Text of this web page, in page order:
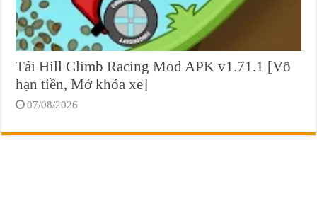
Tải Hill Climb Racing Mod APK v1.71.1 [Vô
hạn tiền, Mở khóa xe]
07/08/2026